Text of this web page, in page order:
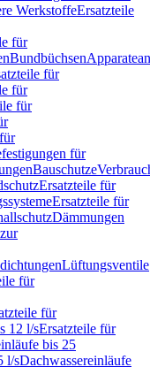
WerkstoffeErsatzteile
für
Bundbüchsen
für
für
für
für
Bauschutze
Ersatzteile für
Ersatzteile für
Dämmungen
Lüftungsventile
für
für
12 l/sErsatzteile für
bis 25
l/sDachwassereinläufe